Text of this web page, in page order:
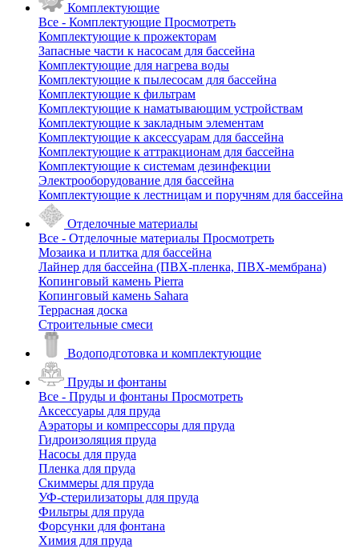
Комплектующие
Все - Комплектующие Просмотреть
Комплектующие к прожекторам
Запасные части к насосам для бассейна
Комплектующие для нагрева воды
Комплектующие к пылесосам для бассейна
Комплектующие к фильтрам
Комплектующие к наматывающим устройствам
Комплектующие к закладным элементам
Комплектующие к аксессуарам для бассейна
Комплектующие к аттракционам для бассейна
Комплектующие к системам дезинфекции
Электрооборудование для бассейна
Комплектующие к лестницам и поручням для бассейна
Отделочные материалы
Все - Отделочные материалы Просмотреть
Мозаика и плитка для бассейна
Лайнер для бассейна (ПВХ-пленка, ПВХ-мембрана)
Копинговый камень Pierra
Копинговый камень Sahara
Террасная доска
Строительные смеси
Водоподготовка и комплектующие
Пруды и фонтаны
Все - Пруды и фонтаны Просмотреть
Аксессуары для пруда
Аэраторы и компрессоры для пруда
Гидроизоляция пруда
Насосы для пруда
Пленка для пруда
Скиммеры для пруда
УФ-стерилизаторы для пруда
Фильтры для пруда
Форсунки для фонтана
Химия для пруда